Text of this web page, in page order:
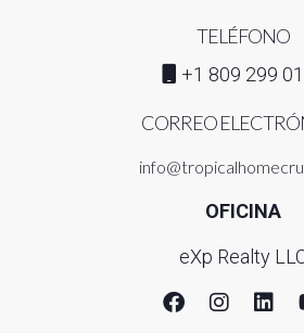
TELÉFONO
+1 809 299
CORREO
OFICINA
eXp Realty